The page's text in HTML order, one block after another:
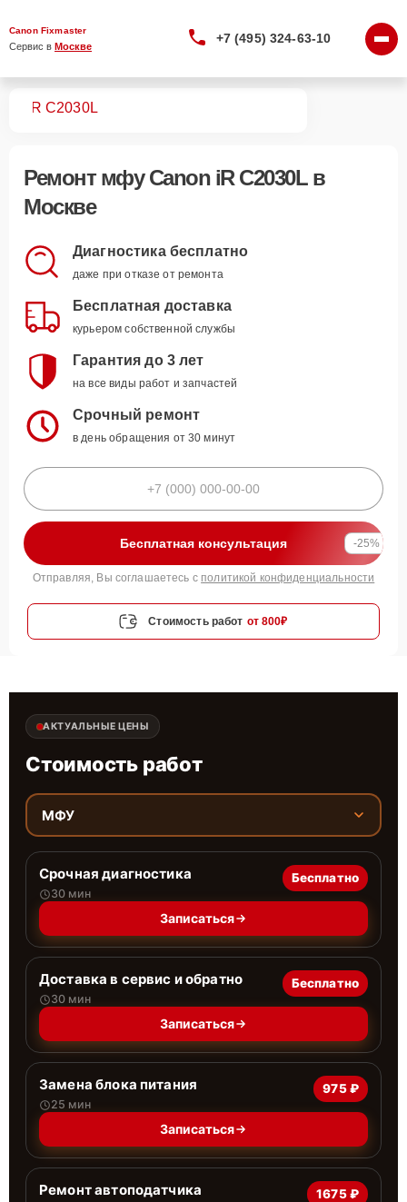
Canon Fixmaster
Сервис в Москве
+7 (495) 324-63-10
iR C2030L
Ремонт мфу Canon iR C2030Lв
Москве
Диагностика бесплатно
даже при отказе от ремонта
Бесплатная доставка
курьером собственной службы
Гарантия до 3 лет
на все виды работ и запчастей
Срочный ремонт
в день обращения от 30 минут
Бесплатная консультация -25%
Отправляя, Вы соглашаетесь с политикой конфиденциальности
Стоимость работ от 800₽
АКТУАЛЬНЫЕ ЦЕНЫ
Стоимость работ
МФУ
Срочная диагностика
30 мин
Бесплатно
Записаться
Доставка в сервис и обратно
30 мин
Бесплатно
Записаться
Замена блока питания
25 мин
975 ₽
Записаться
Ремонт автоподатчика 1675 ₽